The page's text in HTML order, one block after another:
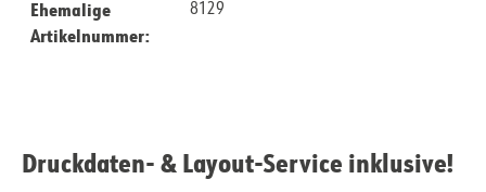
Ehemalige
Artikelnummer:
8129
Druckdaten- & Layout-Service inklusive!